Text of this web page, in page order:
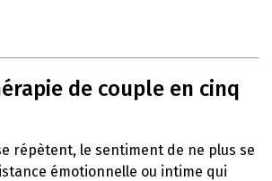
de couple en cinq
répètent, le sentiment de ne plus se
émotionnelle ou intime qui